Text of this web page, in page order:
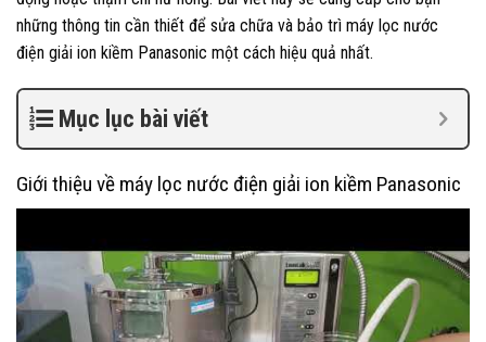
những thông tin cần thiết để sửa chữa và bảo trì máy lọc nước
điện giải ion kiềm Panasonic một cách hiệu quả nhất.
Mục lục bài viết
Giới thiệu về máy lọc nước điện giải ion kiềm Panasonic